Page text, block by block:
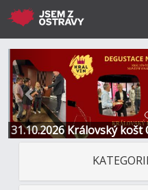
31.10.2026 Královský košt
Restaurace a Hotel
Předchozí